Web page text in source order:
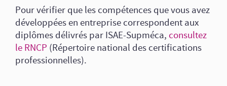
Pour vérifier que les compétences que vous avez
développées en entreprise correspondent aux
diplômes délivrés par ISAE-Supméca, consultez
le RNCP (Répertoire national des certifications
professionnelles).